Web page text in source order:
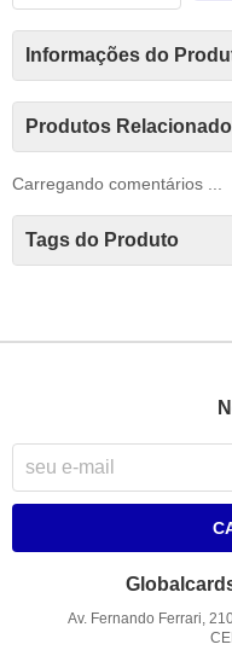
Informações do
Produtos
Carregando comentários ...
Tags do Produto
Av. Fernando Ferrari,